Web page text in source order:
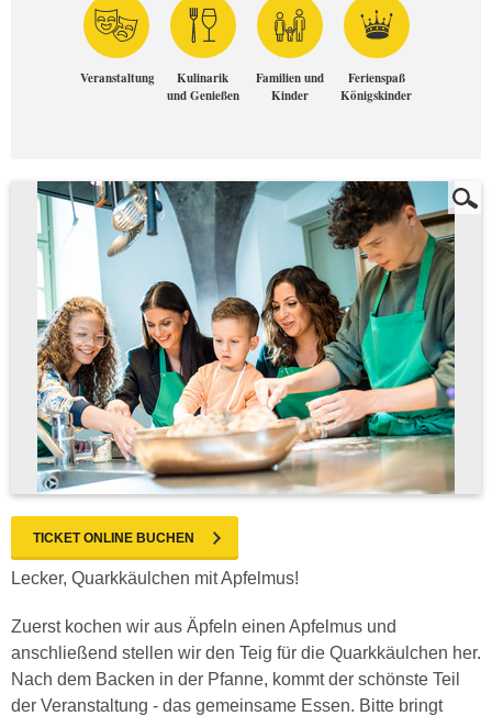
Veranstaltung
Kulinarik
und Genießen
Familien und
Kinder
Ferienspaß
Königskinder
TICKET ONLINE BUCHEN
Lecker, Quarkkäulchen mit Apfelmus!
Zuerst kochen wir aus Äpfeln einen Apfelmus und
anschließend stellen wir den Teig für die Quarkkäulchen her.
Nach dem Backen in der Pfanne, kommt der schönste Teil
der Veranstaltung - das gemeinsame Essen. Bitte bringt